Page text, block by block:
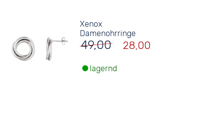
Xenox
Damenohrringe
49,00 28,00
lagernd